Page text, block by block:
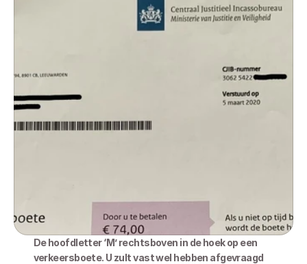
De hoofdletter ‘M’ rechtsboven in de hoek op een
verkeersboete. U zult vast wel hebben afgevraagd